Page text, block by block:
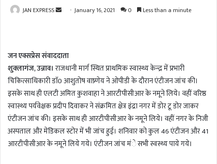
JAN EXPRESS
a
n
e
m
a
i
l
January 16, 2021 0 Less than a minute
जन एक्सप्रेस संवाददाता
शुक्लागंज, उन्नाव। राजधानी मार्ग स्थित प्राथमिक स्वास्थ्य केन्द्र में प्रभारी
चिकित्साधिकारी डाॅ0 आशुतोष वाष्र्णेय ने ओपीडी के दौरान एंटीजन जांच की।
इसके साथ ही एलटी अमित कुशवाहा ने आरटीपीसीआर के नमूने लिये। वहीं वरिष्ठ
स्वास्थ्य पर्यवेक्षक प्रदीप दिवाकर ने संक्रमित क्षेत्र इंद्रा नगर में डोर टू डोर जाकर
एंटीजन जांच की। इसके साथ ही आरटीपीसीआर के नमूने लिये। वहीं नगर के निजी
अस्पताल और मेडिकल स्टोर में भी जांच हुई। शनिवार को कुल 46 एंटीजन और 41
आरटीपीसीआर के नमूने लिये गये। एंटीजन जांच मंे सभी स्वस्थ्य पाये गये।